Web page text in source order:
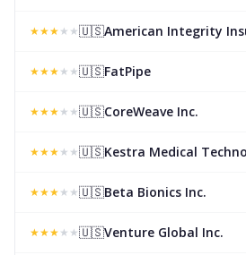
★★★★ ★🇺🇸American Integrity
★★★★ ★🇺🇸FatPipe
★★★★ ★🇺🇸CoreWeave Inc.
★★★★ ★🇺🇸Kestra Medical
★★★★ ★🇺🇸Beta Bionics Inc.
★★★★ ★🇺🇸Venture Global Inc.